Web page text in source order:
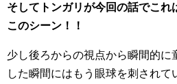
そしてトンガリが今回の話でこれ
このシーン！！
少し後ろからの視点から瞬間的に
した瞬間にはもう眼球を刺されて